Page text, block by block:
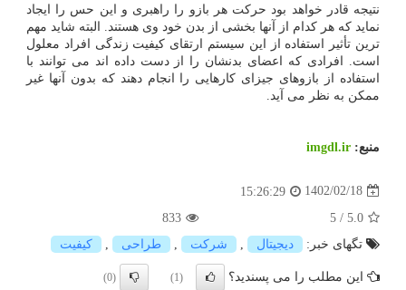
نتیجه قادر خواهد بود حرکت هر بازو را راهبری و این حس را ایجاد
نماید که هر کدام از آنها بخشی از بدن خود وی هستند. البته شاید مهم
ترین تأثیر استفاده از این سیستم ارتقای کیفیت زندگی افراد معلول
است. افرادی که اعضای بدنشان را از دست داده اند می توانند با
استفاده از بازوهای جیزای کارهایی را انجام دهند که بدون آنها غیر
ممکن به نظر می آید.
منبع: imgdl.ir
1402/02/18
15:26:29
5.0
/
5
833
تگهای خبر:
دیجیتال شركت طراحی كیفیت
این مطلب را می پسندید؟ (1)
(0)